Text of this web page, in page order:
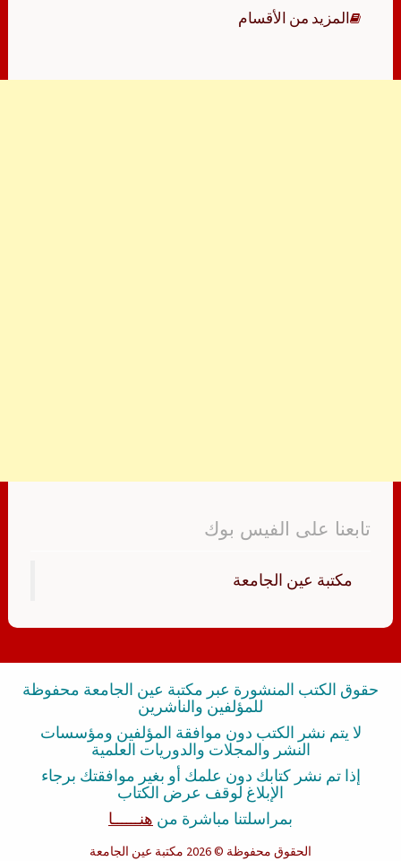
المزيد من الأقسام
تابعنا على الفيس بوك
‏مكتبة عين الجامعة‏
حقوق الكتب المنشورة عبر مكتبة عين الجامعة محفوظة
للمؤلفين والناشرين
لا يتم نشر الكتب دون موافقة المؤلفين ومؤسسات
النشر والمجلات والدوريات العلمية
إذا تم نشر كتابك دون علمك أو بغير موافقتك برجاء
الإبلاغ لوقف عرض الكتاب
بمراسلتنا مباشرة من هنــــــا
الحقوق محفوظة © 2026 مكتبة عين الجامعة